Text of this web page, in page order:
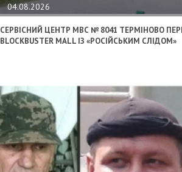
04.08.2026
СЕРВІСНИЙ ЦЕНТР МВС № 8041 ТЕРМІНОВО
BLOCKBUSTER MALL ІЗ «РОСІЙСЬКИМ СЛІДОМ»